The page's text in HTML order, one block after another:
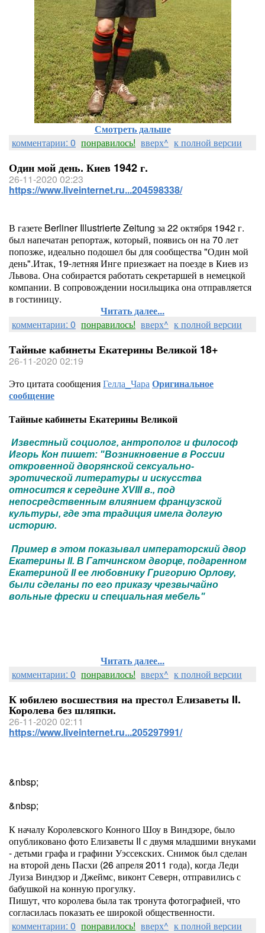
Смотреть дальше
комментарии: 0 понравилось! вверх^ к полной версии
Один мой день. Киев 1942 г.
26-11-2020 02:23
https://www.liveinternet.ru...204598338/
В газете Berliner Illustrierte Zeitung за 22 октября 1942 г.
был напечатан репортаж, который, появись он на 70 лет
попозже, идеально подошел бы для сообщества "Один мой
день".Итак, 19-летняя Инге приезжает на поезде в Киев из
Львова. Она собирается работать секретаршей в немецкой
компании. В сопровождении носильщика она отправляется
в гостиницу.
Читать далее...
комментарии: 0 понравилось! вверх^ к полной версии
Тайные кабинеты Екатерины Великой 18+
26-11-2020 02:19
Это цитата сообщенияГелла_ЧараОригинальное
сообщение
Тайные кабинеты Екатерины Великой
Известный социолог, антрополог и философ
Игорь Кон пишет: "Возникновение в России
откровенной дворянской сексуально-
эротической литературы и искусства
относится к середине XVIII в., под
непосредственным влиянием французской
культуры, где эта традиция имела долгую
историю.
Пример в этом показывал императорский двор
Екатерины II. В Гатчинском дворце, подаренном
Екатериной II ее любовнику Григорию Орлову,
были сделаны по его приказу чрезвычайно
вольные фрески и специальная мебель"
Читать далее...
комментарии: 0 понравилось! вверх^ к полной версии
К юбилею восшествия на престол Елизаветы II.
Королева без шляпки.
26-11-2020 02:11
https://www.liveinternet.ru...205297991/
&nbsp;
&nbsp;
К началу Королевского Конного Шоу в Виндзоре, было
опубликовано фото Елизаветы II с двумя младшими внуками
- детьми графа и графини Уэссекских. Снимок был сделан
на второй день Пасхи (26 апреля 2011 года), когда Леди
Луиза Виндзор и Джеймс, виконт Северн, отправились с
бабушкой на конную прогулку.
Пишут, что королева была так тронута фотографией, что
согласилась показать ее широкой общественности.
комментарии: 0 понравилось! вверх^ к полной версии